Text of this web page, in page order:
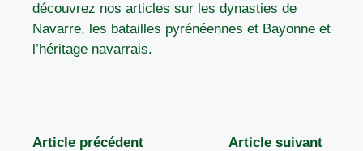
découvrez nos articles sur les dynasties de
Navarre, les batailles pyrénéennes et Bayonne et
l’héritage navarrais.
Article précédent Article suivant